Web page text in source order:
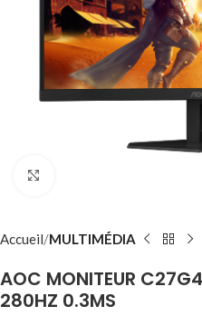
Accueil MULTIMÉDIA
AOC MONITEUR
280HZ 0.3MS